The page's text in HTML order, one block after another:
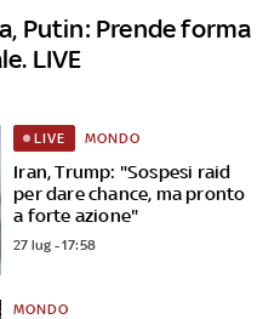
Putin: Prende forma
LIVE
Iran, Trump: "Sospesi raid
per dare chance, ma pronto
a forte azione"
LIVE MONDO
27 lug - 17:58
MONDO